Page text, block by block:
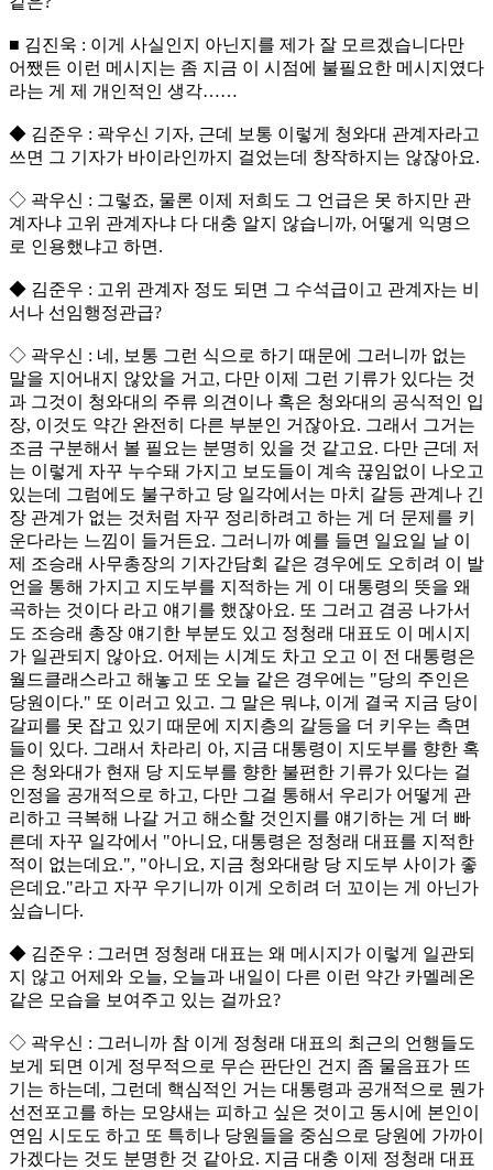
■ 김진욱 : 이게 사실인지 아닌지를 제가 잘 모르겠습니다만
어쨌든 이런 메시지는 좀 지금 이 시점에 불필요한 메시지였다
라는 게 제 개인적인 생각……
◆ 김준우 : 곽우신 기자, 근데 보통 이렇게 청와대 관계자라고
쓰면 그 기자가 바이라인까지 걸었는데 창작하지는 않잖아요.
◇ 곽우신 : 그렇죠, 물론 이제 저희도 그 언급은 못 하지만 관
계자냐 고위 관계자냐 다 대충 알지 않습니까, 어떻게 익명으
로 인용했냐고 하면.
◆ 김준우 : 고위 관계자 정도 되면 그 수석급이고 관계자는 비
서나 선임행정관급?
◇ 곽우신 : 네, 보통 그런 식으로 하기 때문에 그러니까 없는
말을 지어내지 않았을 거고, 다만 이제 그런 기류가 있다는 것
과 그것이 청와대의 주류 의견이나 혹은 청와대의 공식적인 입
장, 이것도 약간 완전히 다른 부분인 거잖아요. 그래서 그거는
조금 구분해서 볼 필요는 분명히 있을 것 같고요. 다만 근데 저
는 이렇게 자꾸 누수돼 가지고 보도들이 계속 끊임없이 나오고
있는데 그럼에도 불구하고 당 일각에서는 마치 갈등 관계나 긴
장 관계가 없는 것처럼 자꾸 정리하려고 하는 게 더 문제를 키
운다라는 느낌이 들거든요. 그러니까 예를 들면 일요일 날 이
제 조승래 사무총장의 기자간담회 같은 경우에도 오히려 이 발
언을 통해 가지고 지도부를 지적하는 게 이 대통령의 뜻을 왜
곡하는 것이다 라고 얘기를 했잖아요. 또 그러고 겸공 나가서
도 조승래 총장 얘기한 부분도 있고 정청래 대표도 이 메시지
가 일관되지 않아요. 어제는 시계도 차고 오고 이 전 대통령은
월드클래스라고 해놓고 또 오늘 같은 경우에는 "당의 주인은
당원이다." 또 이러고 있고. 그 말은 뭐냐, 이게 결국 지금 당이
갈피를 못 잡고 있기 때문에 지지층의 갈등을 더 키우는 측면
들이 있다. 그래서 차라리 아, 지금 대통령이 지도부를 향한 혹
은 청와대가 현재 당 지도부를 향한 불편한 기류가 있다는 걸
인정을 공개적으로 하고, 다만 그걸 통해서 우리가 어떻게 관
리하고 극복해 나갈 거고 해소할 것인지를 얘기하는 게 더 빠
른데 자꾸 일각에서 "아니요, 대통령은 정청래 대표를 지적한
적이 없는데요.", "아니요, 지금 청와대랑 당 지도부 사이가 좋
은데요."라고 자꾸 우기니까 이게 오히려 더 꼬이는 게 아닌가
싶습니다.
◆ 김준우 : 그러면 정청래 대표는 왜 메시지가 이렇게 일관되
지 않고 어제와 오늘, 오늘과 내일이 다른 이런 약간 카멜레온
같은 모습을 보여주고 있는 걸까요?
◇ 곽우신 : 그러니까 참 이게 정청래 대표의 최근의 언행들도
보게 되면 이게 정무적으로 무슨 판단인 건지 좀 물음표가 뜨
기는 하는데, 그런데 핵심적인 거는 대통령과 공개적으로 뭔가
선전포고를 하는 모양새는 피하고 싶은 것이고 동시에 본인이
연임 시도도 하고 또 특히나 당원들을 중심으로 당원에 가까이
가겠다는 것도 분명한 것 같아요. 지금 대충 이제 정청래 대표